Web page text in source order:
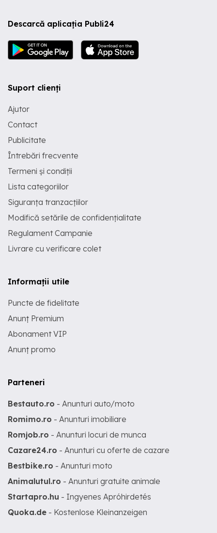
Descarcă aplicația Publi24
Suport clienți
Ajutor
Contact
Publicitate
Întrebări frecvente
Termeni și condiții
Lista categoriilor
Siguranța tranzacțiilor
Modifică setările de confidențialitate
Regulament Campanie
Livrare cu verificare colet
Informații utile
Puncte de fidelitate
Anunț Premium
Abonament VIP
Anunț promo
Parteneri
Bestauto.ro - Anunturi auto/moto
Romimo.ro - Anunturi imobiliare
Romjob.ro - Anunturi locuri de munca
Cazare24.ro - Anunturi cu oferte de cazare
Bestbike.ro - Anunturi moto
Animalutul.ro - Anunturi gratuite animale
Startapro.hu - Ingyenes Apróhirdetés
Quoka.de - Kostenlose Kleinanzeigen